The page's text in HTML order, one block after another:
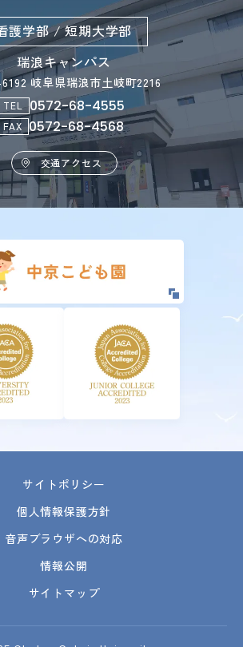
護学部 / 短期大学部
瑞浪キャンパス
岐阜県瑞浪市土岐町2216
TEL 0572-68-4555
FAX 0572-68-4568
交通アクセス
サイトポリシー
個人情報保護方針
音声ブラウザへの対応
情報公開
サイトマップ